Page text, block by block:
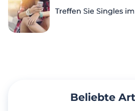
Treffen Sie Singles
Beliebte